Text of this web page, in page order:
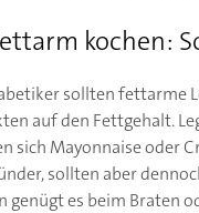
kochen:
sollten fettarme
auf den Fettgehalt.
sich Mayonnaise oder
sollten aber
genügt es beim Braten